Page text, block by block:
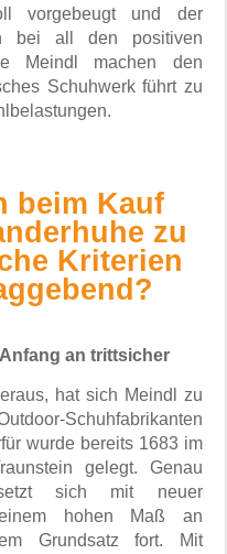
vorgebeugt und der
bei all den positiven
Meindl machen den
Schuhwerk führt zu
beim Kauf
zu
Kriterien
an trittsicher
hat sich Meindl zu
Schuhfabrikanten
wurde bereits 1683 im
gelegt. Genau
setzt sich mit neuer
hohen Maß an
Grundsatz fort. Mit